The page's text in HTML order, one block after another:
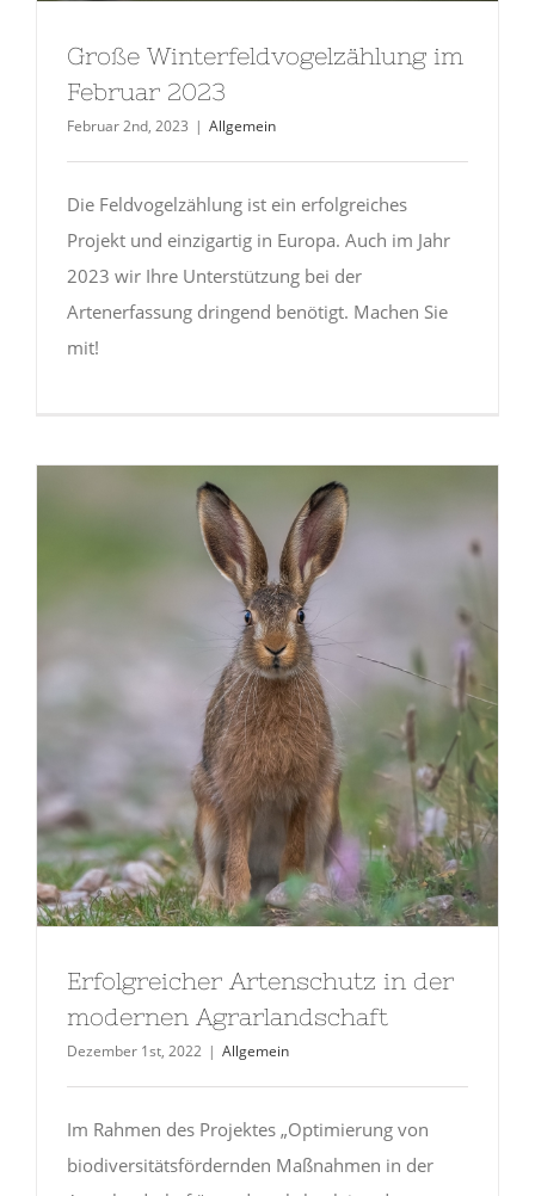
Große Winterfeldvogelzählung im
Februar 2023
Februar 2nd, 2023 | Allgemein
Die Feldvogelzählung ist ein erfolgreiches
Projekt und einzigartig in Europa. Auch im Jahr
2023 wir Ihre Unterstützung bei der
Artenerfassung dringend benötigt. Machen Sie
mit!
Erfolgreicher Artenschutz in der
modernen Agrarlandschaft
Dezember 1st, 2022 | Allgemein
Im Rahmen des Projektes „Optimierung von
biodiversitätsfördernden Maßnahmen in der